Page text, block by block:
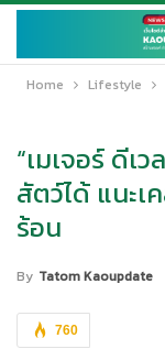
Home Lifestyle
“เมเจอร์ ดีเ
สัตว์ได้ แนะ
ร้อน
By Tatom Kaoupdate
760